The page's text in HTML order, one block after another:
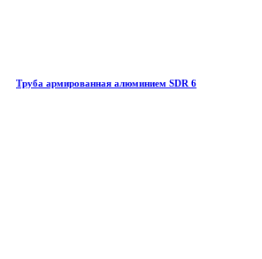
Труба армированная алюминием SDR 6